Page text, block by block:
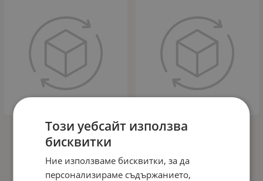
Предпазна декоративна лайсна
протектор за врата врати авто
ръбове бяла
2.28€ 4.46лв.
Предпазна декоративна лайсна
2.28€
Този уебсайт използва
бисквитки
Ние използваме бисквитки, за да
персонализираме съдържанието,